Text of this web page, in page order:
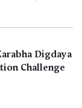
Digdaya
Challenge